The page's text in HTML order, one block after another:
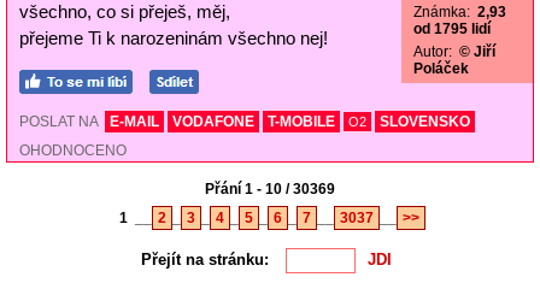
všechno, co si přeješ, měj,
přejeme Ti k narozeninám všechno nej!
Známka: 2,93
od 1795 lidí
Autor: © Jiří
Poláček
POSLAT NA E-MAIL VODAFONE T-MOBILE O2
SLOVENSKO
OHODNOCENO
Přání 1 - 10 / 30369
1
2 3 4 5 6 7 3037 >>
Přejít na stránku: